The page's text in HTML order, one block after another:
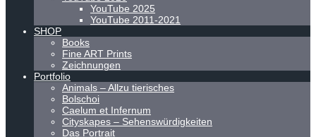
YouTube 2025
YouTube 2011-2021
SHOP
Books
Fine ART Prints
Zeichnungen
Portfolio
Animals – Allzu tierisches
Bolschoi
Caelum et Infernum
Cityskapes – Sehenswürdigkeiten
Das Portrait